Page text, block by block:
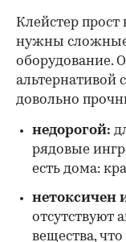
Клейстер прост
нужны сложные
оборудование.
альтернативой
довольно
недорогой:
рядовые
есть дома:
нетоксичен
отсутствуют
вещества,